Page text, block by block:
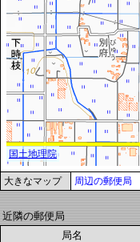
大きなマップ 周辺の郵便局
近隣の郵便局
局名